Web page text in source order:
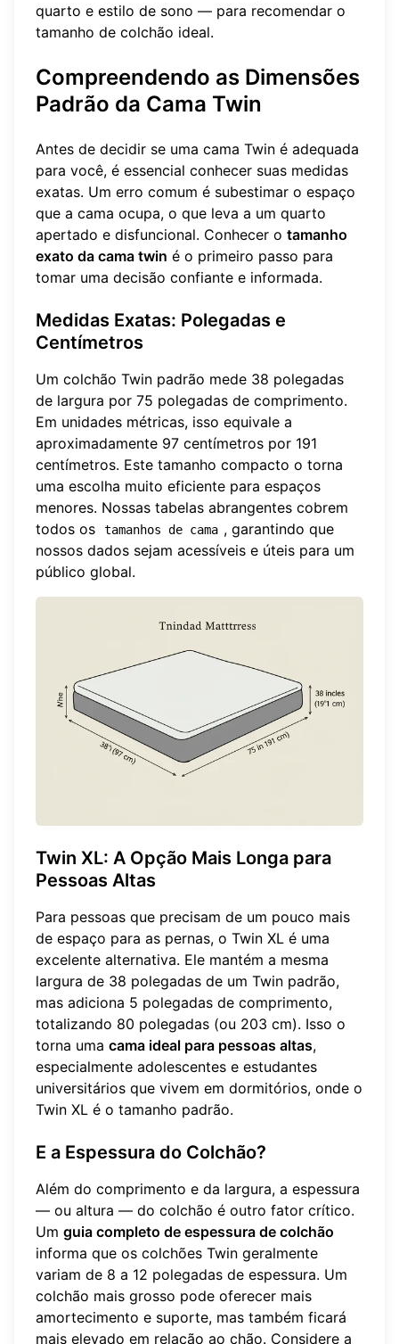
quarto e estilo de sono — para recomendar o
tamanho de colchão ideal.
Compreendendo as Dimensões
Padrão da Cama Twin
Antes de decidir se uma cama Twin é adequada
para você, é essencial conhecer suas medidas
exatas. Um erro comum é subestimar o espaço
que a cama ocupa, o que leva a um quarto
apertado e disfuncional. Conhecer o tamanho
exato da cama twin é o primeiro passo para
tomar uma decisão confiante e informada.
Medidas Exatas: Polegadas e
Centímetros
Um colchão Twin padrão mede 38 polegadas
de largura por 75 polegadas de comprimento.
Em unidades métricas, isso equivale a
aproximadamente 97 centímetros por 191
centímetros. Este tamanho compacto o torna
uma escolha muito eficiente para espaços
menores. Nossas tabelas abrangentes cobrem
todos os
tamanhos de cama , garantindo que
nossos dados sejam acessíveis e úteis para um
público global.
Twin XL: A Opção Mais Longa para
Pessoas Altas
Para pessoas que precisam de um pouco mais
de espaço para as pernas, o Twin XL é uma
excelente alternativa. Ele mantém a mesma
largura de 38 polegadas de um Twin padrão,
mas adiciona 5 polegadas de comprimento,
totalizando 80 polegadas (ou 203 cm). Isso o
torna uma cama ideal para pessoas altas,
especialmente adolescentes e estudantes
universitários que vivem em dormitórios, onde o
Twin XL é o tamanho padrão.
E a Espessura do Colchão?
Além do comprimento e da largura, a espessura
— ou altura — do colchão é outro fator crítico.
Um guia completo de espessura de colchão
informa que os colchões Twin geralmente
variam de 8 a 12 polegadas de espessura. Um
colchão mais grosso pode oferecer mais
amortecimento e suporte, mas também ficará
mais elevado em relação ao chão. Considere a